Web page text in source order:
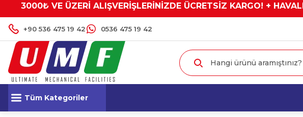
3000₺ VE ÜZERİ ALIŞVERİŞLERİNİZDE ÜCRETSİZ KARGO! +
+90 536 475 19 42 0536 475 19 42
Tüm Kategoriler